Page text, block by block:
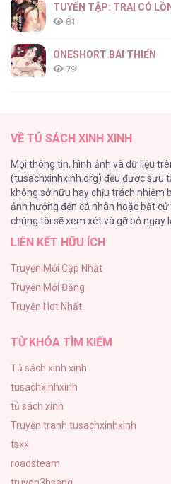
TUYỂN TẬP: TRAI CÓ LỒN
81
ONESHORT BÁI THIẾN
79
72
Hầu Nữ Bị Nguyền Rủa
68
CẨN THẬN TRĂNG TRÒN
Tuyển Tập Manhwa Ngắn
49
VỀ TỦ SÁCH XINH XINH
Mọi thông tin, hình ảnh và dữ liệu
(tusachxinhxinh.org) đều được sưu
không sở hữu hay chịu trách nhiệm
ảnh hưởng đến cá nhân hoặc bất
chúng tôi sẽ xem xét và gỡ bỏ ngay
LIÊN KẾT HỮU ÍCH
Truyện Mới Cập Nhật
Truyện Mới Đăng
Truyện Hot Nhất
TỪ KHÓA TÌM KIẾM
Tủ sách xinh xinh
tusachxinhxinh
tủ sách xinh
Truyện tranh tusachxinhxinh
tsxx
roadsteam